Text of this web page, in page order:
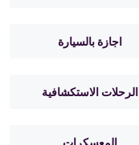
اجازة بالسيارة
الرحلات الاستكشافية